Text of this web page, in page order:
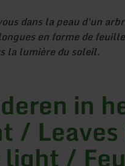
dans la peau d'un
en forme de
la lumière du soleil.
in
/ Leaves
/